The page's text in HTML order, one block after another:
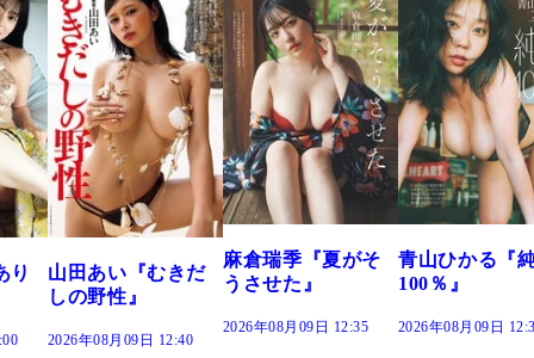
きだ
麻倉瑞季『夏がそ
うさせた』
青山ひかる『純度
100％』
2026年08月09日 12:30
溝端 葵『も
つの、あお
で。』
2026年08月09日